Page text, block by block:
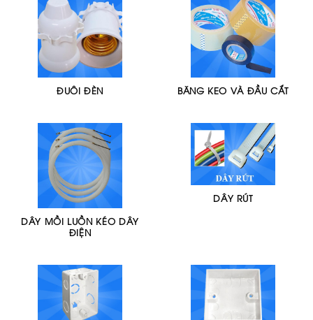
ĐUÔI ĐÈN BĂNG KEO VÀ ĐẦU CẮT
DÂY MỒI LUỒN KÉO DÂY
ĐIỆN
DÂY RÚT